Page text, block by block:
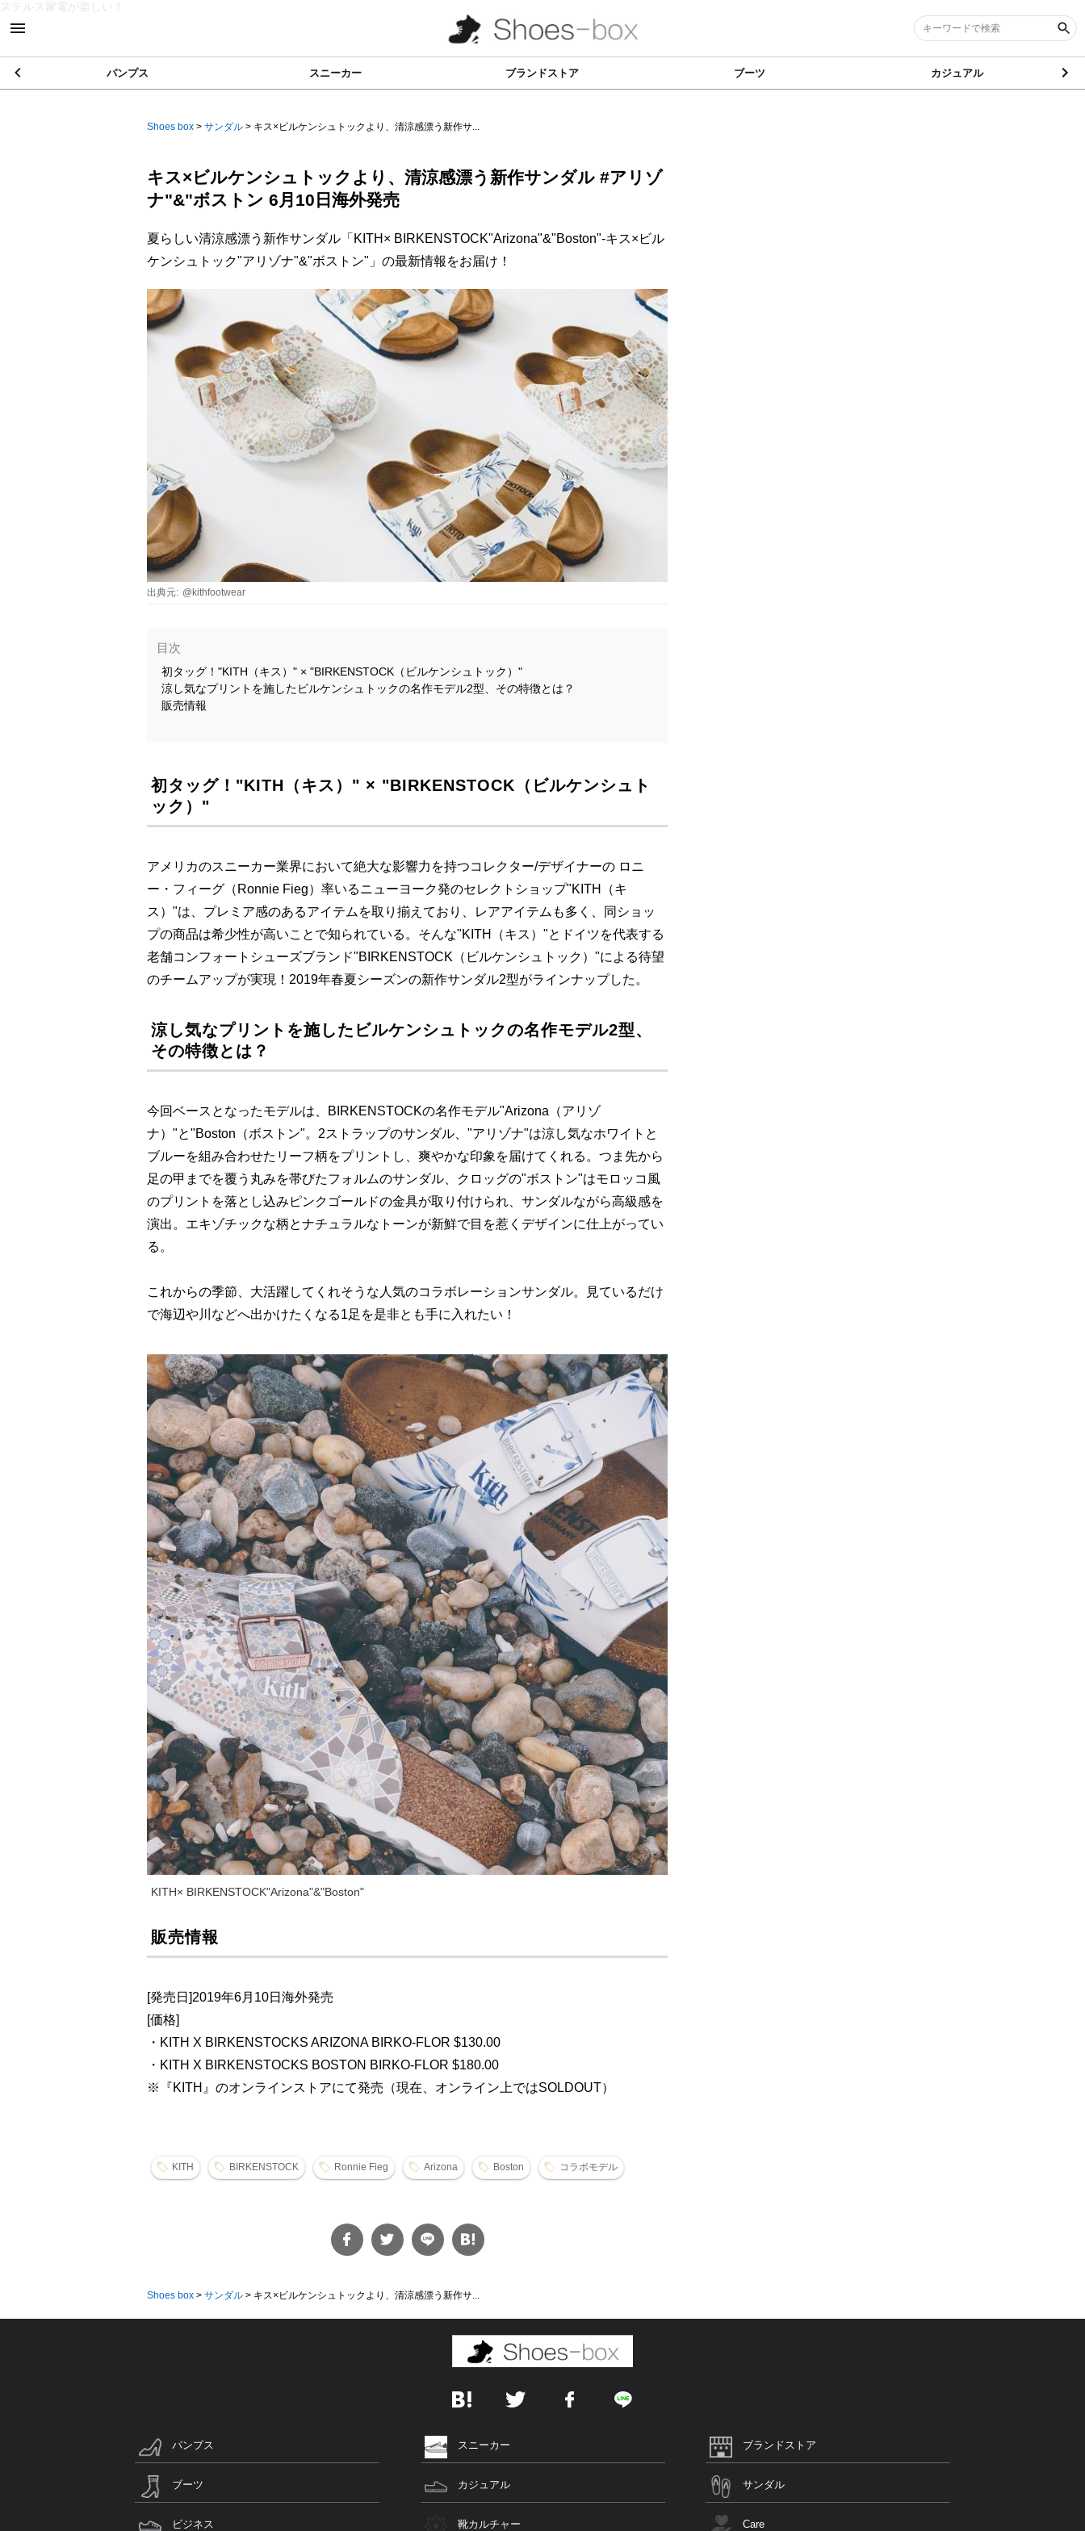
ステルス家電が楽しい！
パンプス スニーカー ブランドストア ブーツ カジュアル
Shoes box > サンダル > キス×ビルケンシュトックより、清涼感漂う新作サ...
キス×ビルケンシュトックより、清涼感漂う新作サンダル #アリゾ
ナ"&"ボストン 6月10日海外発売
夏らしい清涼感漂う新作サンダル「KITH× BIRKENSTOCK"Arizona"&"Boston"-キス×ビル
ケンシュトック"アリゾナ"&"ボストン"」の最新情報をお届け！
出典元: @kithfootwear
目次
初タッグ！"KITH（キス）" × "BIRKENSTOCK（ビルケンシュトック）"
涼し気なプリントを施したビルケンシュトックの名作モデル2型、その特徴とは？
販売情報
初タッグ！"KITH（キス）" × "BIRKENSTOCK（ビルケンシュト
ック）"
アメリカのスニーカー業界において絶大な影響力を持つコレクター/デザイナーの ロニ
ー・フィーグ（Ronnie Fieg）率いるニューヨーク発のセレクトショップ"KITH（キ
ス）"は、プレミア感のあるアイテムを取り揃えており、レアアイテムも多く、同ショッ
プの商品は希少性が高いことで知られている。そんな"KITH（キス）"とドイツを代表する
老舗コンフォートシューズブランド"BIRKENSTOCK（ビルケンシュトック）"による待望
のチームアップが実現！2019年春夏シーズンの新作サンダル2型がラインナップした。
涼し気なプリントを施したビルケンシュトックの名作モデル2型、
その特徴とは？
今回ベースとなったモデルは、BIRKENSTOCKの名作モデル"Arizona（アリゾ
ナ）"と"Boston（ボストン"。2ストラップのサンダル、"アリゾナ"は涼し気なホワイトと
ブルーを組み合わせたリーフ柄をプリントし、爽やかな印象を届けてくれる。つま先から
足の甲までを覆う丸みを帯びたフォルムのサンダル、クロッグの"ボストン"はモロッコ風
のプリントを落とし込みピンクゴールドの金具が取り付けられ、サンダルながら高級感を
演出。エキゾチックな柄とナチュラルなトーンが新鮮で目を惹くデザインに仕上がってい
る。
これからの季節、大活躍してくれそうな人気のコラボレーションサンダル。見ているだけ
で海辺や川などへ出かけたくなる1足を是非とも手に入れたい！
KITH× BIRKENSTOCK"Arizona"&"Boston"
販売情報
[発売日]2019年6月10日海外発売
[価格]
・KITH X BIRKENSTOCKS ARIZONA BIRKO-FLOR $130.00
・KITH X BIRKENSTOCKS BOSTON BIRKO-FLOR $180.00
※『KITH』のオンラインストアにて発売（現在、オンライン上ではSOLDOUT）
KITH BIRKENSTOCK Ronnie Fieg Arizona Boston コラボモデル
Shoes box > サンダル > キス×ビルケンシュトックより、清涼感漂う新作サ...
パンプス スニーカー ブランドストア
ブーツ カジュアル サンダル
ビジネス 靴カルチャー Care